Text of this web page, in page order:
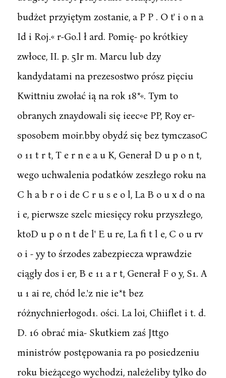
budżet przyiętym zostanie, a P P . O t' i o n a
Id i Roj.« r-Go.l ł ard. Pomię- po krótkiey
zwłoce, II. p. 5Ir m. Marcu lub dzy
kandydatami na prezesostwo prósz pięciu
Kwittniu zwołać ią na rok 18*«. Tym to
obranych znaydowali się ieec«e PP, Roy er-
sposobem moir.bby obydź się bez tymczasoC
o 11 t r t, T e r n e a u K, Generał D u p o n t,
wego uchwalenia podatków zeszłego roku na
C h a b r o i de C r u s e o l, La B o u x d o na
i e, pierwsze szelc miesięcy roku przyszłego,
ktoD u p o n t de l' E u re, La fi t l e, C o u rv
o i - yy to śrzodes zabezpiecza wprawdzie
ciągły dos i er, B e 11 a r t, Generał F o y, S1. A
u 1 ai re, chód le.'z nie ie*t bez
różnychnierłogod1. ości. La loi, Chiiflet i t. d.
D. 16 obrać mia- Skutkiem zaś Jttgo
ministrów postępowania ra po posiedzeniu
roku bieżącego wychodzi, należeliby tylko do